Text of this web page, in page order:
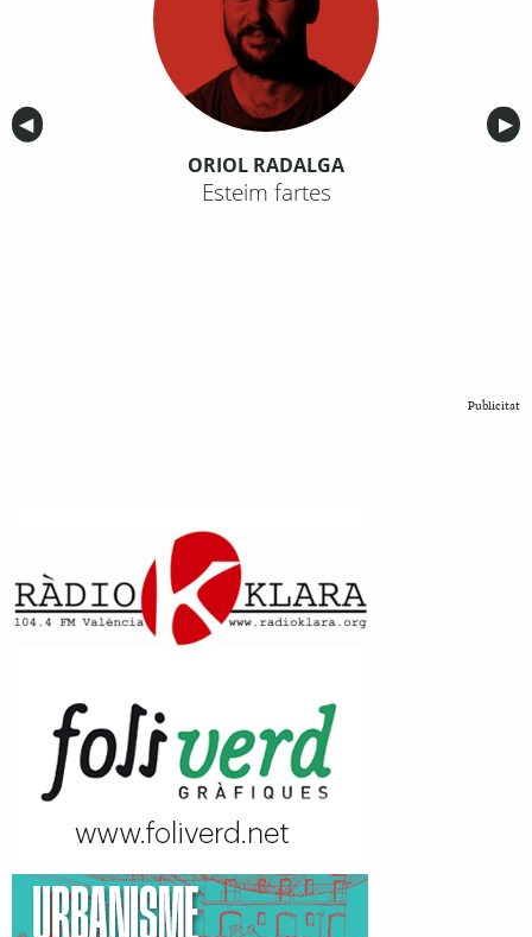
Anterior
◀︎ ▶︎
ORIOL RADALGA
Esteim fartes
Publicitat